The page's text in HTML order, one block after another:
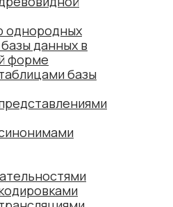
однородных
данных в
форме
базы